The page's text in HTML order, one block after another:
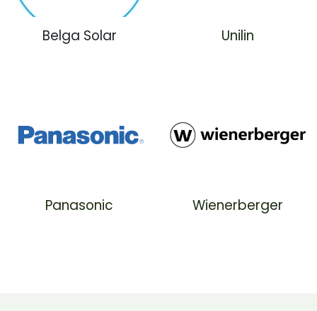
Belga Solar Unilin
Panasonic Wienerberger